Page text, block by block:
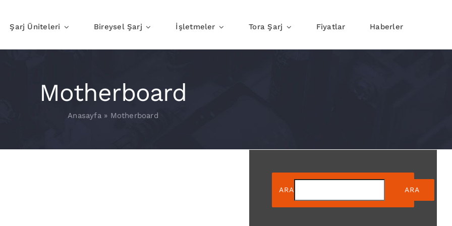
Şarj Üniteleri Bireysel Şarj İşletmeler Tora Şarj Fiyatlar Haberler
Motherboard
Anasayfa » Motherboard
ARA ARA